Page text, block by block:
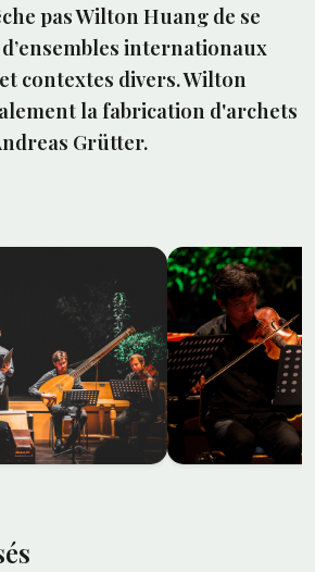
pas Wilton Huang de se
internationaux
contextes divers. Wilton
la fabrication d'archets
Grütter.